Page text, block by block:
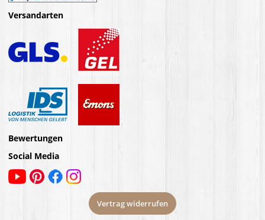
Versandarten
Bewertungen
Social Media
Vertrag widerrufen